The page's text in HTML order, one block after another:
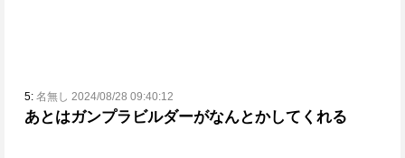
5: 名無し 2024/08/28 09:40:12
あとはガンプラビルダーがなんとかしてくれる